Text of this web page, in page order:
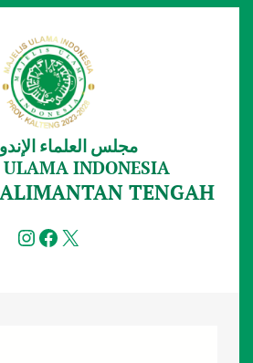
مجلس العلماء
ULAMA INDONESIA
TENGAH
Instagram Facebook X